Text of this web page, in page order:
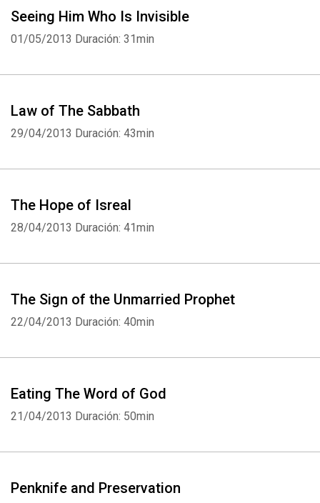
Seeing Him Who Is Invisible
01/05/2013 Duración: 31min
Law of The Sabbath
29/04/2013 Duración: 43min
The Hope of Isreal
28/04/2013 Duración: 41min
The Sign of the Unmarried Prophet
22/04/2013 Duración: 40min
Eating The Word of God
21/04/2013 Duración: 50min
Penknife and Preservation
Whatsapp Facebook Twitter E-mail